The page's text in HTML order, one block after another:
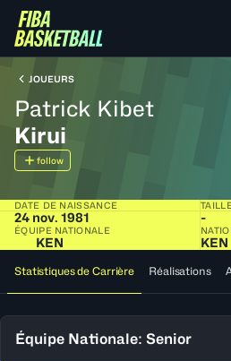
JOUEURS
Patrick Kibet
Kirui
follow
DATE DE NAISSANCE
24 nov. 1981 -
ÉQUIPE NATIONALE
KEN KEN
Statistiques de Carrière Réalisations
Équipe Nationale: Senior